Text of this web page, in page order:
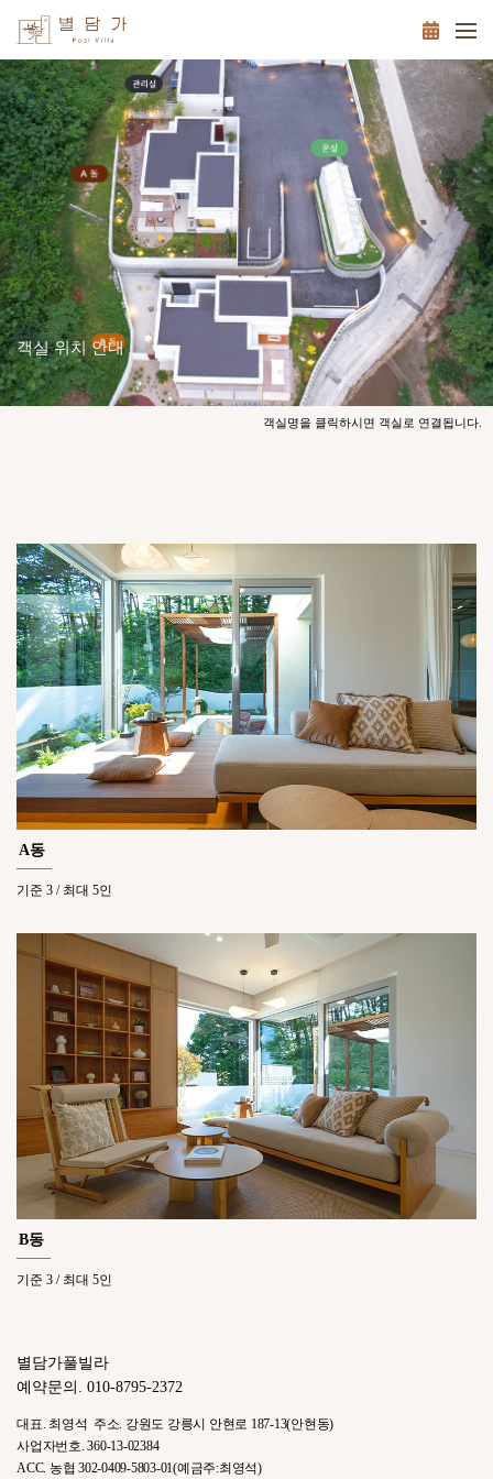
객실 위치 안내
객실명을 클릭하시면 객실로 연결됩니다.
A동
기준 3 / 최대 5인
B동
기준 3 / 최대 5인
별담가풀빌라
예약문의. 010-8795-2372
대표. 최영석 주소. 강원도 강릉시 안현로 187-13(안현동)
사업자번호. 360-13-02384
ACC. 농협 302-0409-5803-01(예금주:최영석)